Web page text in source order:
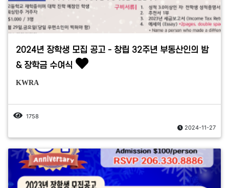
2024년 장학생 모집 공고 - 창립 32주년 부동산인의 밤
& 장학금 수여식
KWRA
1758
2024-11-27